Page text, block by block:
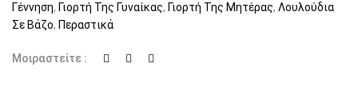
Γέννηση, Γιορτή Της Γυναίκας, Γιορτή Της Μητέρας, Λουλούδια
Σε Βάζο, Περαστικά
Μοιραστείτε :